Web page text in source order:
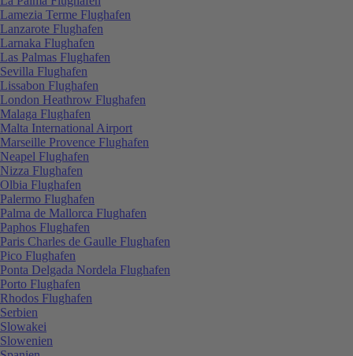
Lamezia Terme Flughafen
Lanzarote Flughafen
Larnaka Flughafen
Las Palmas Flughafen
Sevilla Flughafen
Lissabon Flughafen
London Heathrow Flughafen
Malaga Flughafen
Malta International Airport
Marseille Provence Flughafen
Neapel Flughafen
Nizza Flughafen
Olbia Flughafen
Palermo Flughafen
Palma de Mallorca Flughafen
Paphos Flughafen
Paris Charles de Gaulle Flughafen
Pico Flughafen
Ponta Delgada Nordela Flughafen
Porto Flughafen
Rhodos Flughafen
Serbien
Slowakei
Slowenien